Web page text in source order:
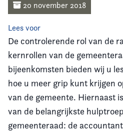
Vereniging
Contact
20 november 2018
Lees voor
De controlerende rol van de
kernrollen van de
bijeenkomsten bieden wij u
hoe u meer grip kunt krijgen
van de gemeente. Hiernaast
van de belangrijkste
gemeenteraad: de